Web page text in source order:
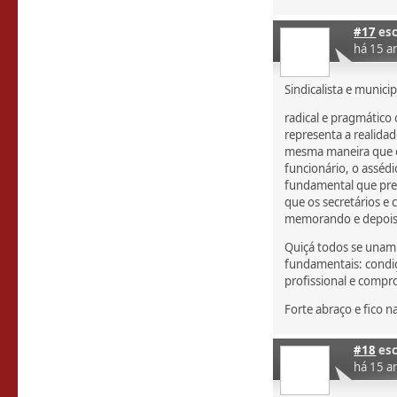
#17
há 15
Sindicalista e
radical e pragmático
representa a
mesma maneira
funcionário, o
fundamental que
que os secretários e
memorando e
Quiçá todos se
fundamentais:
profissional e
Forte abraço e fico
#18
há 15